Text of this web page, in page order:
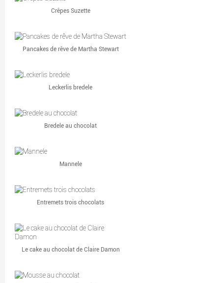
Crêpes Suzette
Pancakes de rêve de Martha Stewart
Leckerlis bredele
Bredele au chocolat
Mannele
Entremets trois chocolats
Le cake au chocolat de Claire Damon